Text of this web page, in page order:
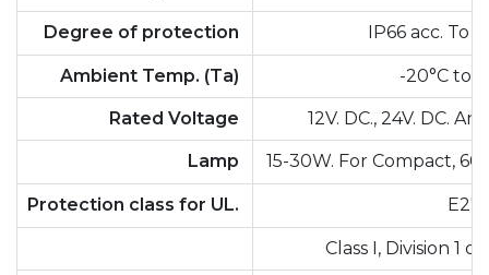
Degree of protection IP66 acc. To
Ambient Temp. (Ta) -20°C to +
Rated Voltage 12V. DC., 24V. DC.
Lamp 15-30W. For Compact,
Protection class for UL. E27
Class I, Division 1